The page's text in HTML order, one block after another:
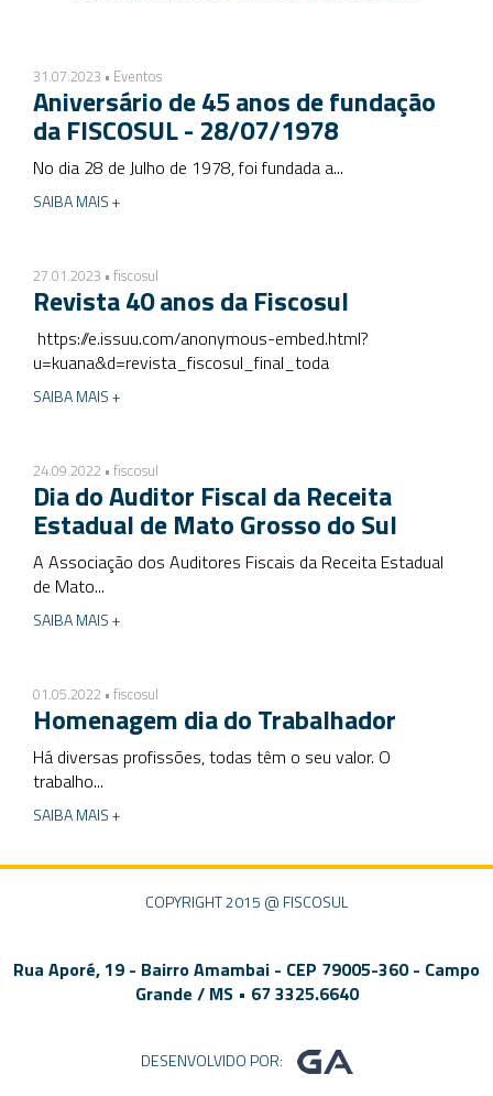
31.07.2023 • Eventos
Aniversário de 45 anos de fundação
da FISCOSUL - 28/07/1978
No dia 28 de Julho de 1978, foi fundada a...
SAIBA MAIS +
27.01.2023 • fiscosul
Revista 40 anos da Fiscosul
https://e.issuu.com/anonymous-embed.html?
u=kuana&d=revista_fiscosul_final_toda
SAIBA MAIS +
24.09.2022 • fiscosul
Dia do Auditor Fiscal da Receita
Estadual de Mato Grosso do Sul
A Associação dos Auditores Fiscais da Receita Estadual
de Mato...
SAIBA MAIS +
01.05.2022 • fiscosul
Homenagem dia do Trabalhador
Há diversas profissões, todas têm o seu valor. O
trabalho...
SAIBA MAIS +
COPYRIGHT 2015 @ FISCOSUL
Rua Aporé, 19 - Bairro Amambai - CEP 79005-360 - Campo
Grande / MS • 67 3325.6640
DESENVOLVIDO POR: